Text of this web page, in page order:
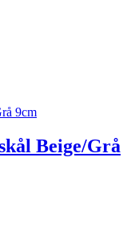
Beige/Grå